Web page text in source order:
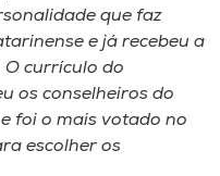
que faz
e já recebeu a
O currículo do
os conselheiros do
foi o mais votado no
escolher os